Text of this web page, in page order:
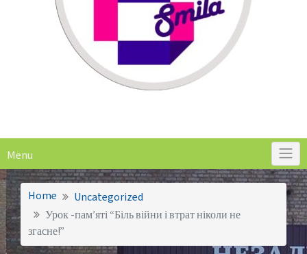
Menu
Home
Uncategorized
Урок -пам’яті “Біль війни і втрат ніколи не
згасне!”